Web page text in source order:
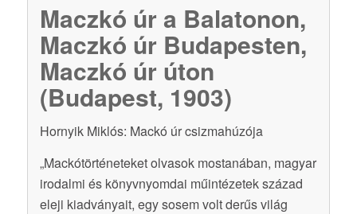
Maczkó úr a Balatonon,
Maczkó úr Budapesten,
Maczkó úr úton
(Budapest, 1903)
Hornyik Miklós: Mackó úr csizmahúzója
„Mackótörténeteket olvasok mostanában, magyar
irodalmi és könyvnyomdai műintézetek század
eleji kiadványait, egy sosem volt derűs világ